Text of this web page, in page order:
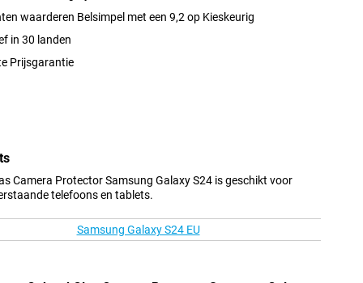
waarderen Belsimpel met een 9,2 op Kieskeurig
in 30 landen
Prijsgarantie
Camera Protector Samsung Galaxy S24 is geschikt voor
telefoons en tablets.
Samsung Galaxy S24 EU